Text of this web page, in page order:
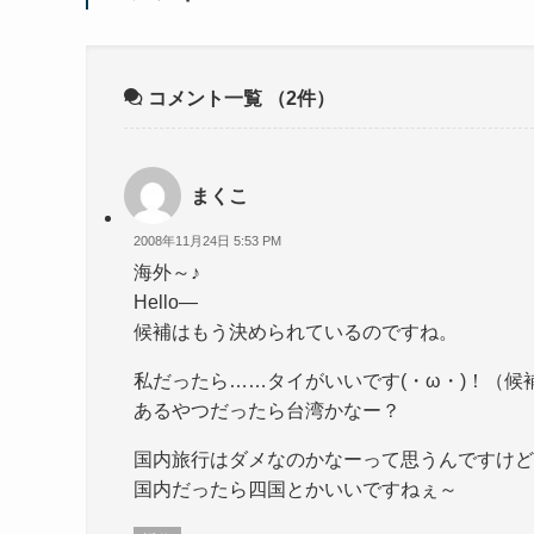
コメント一覧 （2件）
まくこ
2008年11月24日 5:53 PM
海外～♪
Hello—
候補はもう決められているのですね。
私だったら……タイがいいです(・ω・)！（候
あるやつだったら台湾かなー？
国内旅行はダメなのかなーって思うんですけ
国内だったら四国とかいいですねぇ～